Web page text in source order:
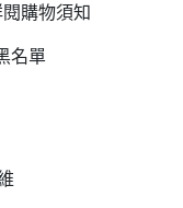
購物須知
名單